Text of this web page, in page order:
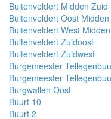
Buitenveldert Midden Zuid
Buitenveldert Oost Midden
Buitenveldert West Midden
Buitenveldert Zuidoost
Buitenveldert Zuidwest
Burgemeester
Burgemeester
Burgwallen Oost
Buurt 10
Buurt 2